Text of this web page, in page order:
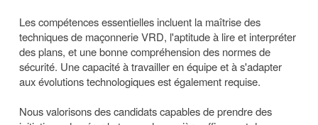
Les compétences essentielles incluent la maîtrise des
techniques de maçonnerie VRD, l'aptitude à lire et interpréter
des plans, et une bonne compréhension des normes de
sécurité. Une capacité à travailler en équipe et à s'adapter
aux évolutions technologiques est également requise.
Nous valorisons des candidats capables de prendre des